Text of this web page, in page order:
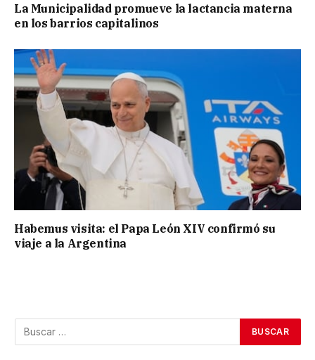
La Municipalidad promueve la lactancia materna
en los barrios capitalinos
Habemus visita: el Papa León XIV confirmó su
viaje a la Argentina